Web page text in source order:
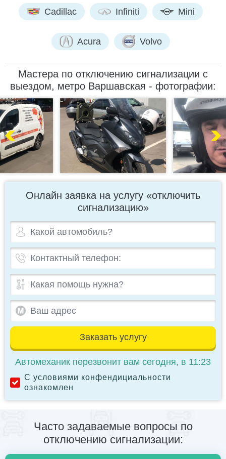
Cadillac Infiniti Mini
Acura Volvo
Мастера по отключению сигнализации с
выездом, метро Варшавская - фотографии:
Онлайн заявка на услугу «отключить
сигнализацию»
Заказать услугу
С условиями конфендициальности
ознакомлен
Автомеханик перезвонит вам сегодня, в 11:23
Часто задаваемые вопросы по
отключению сигнализации: